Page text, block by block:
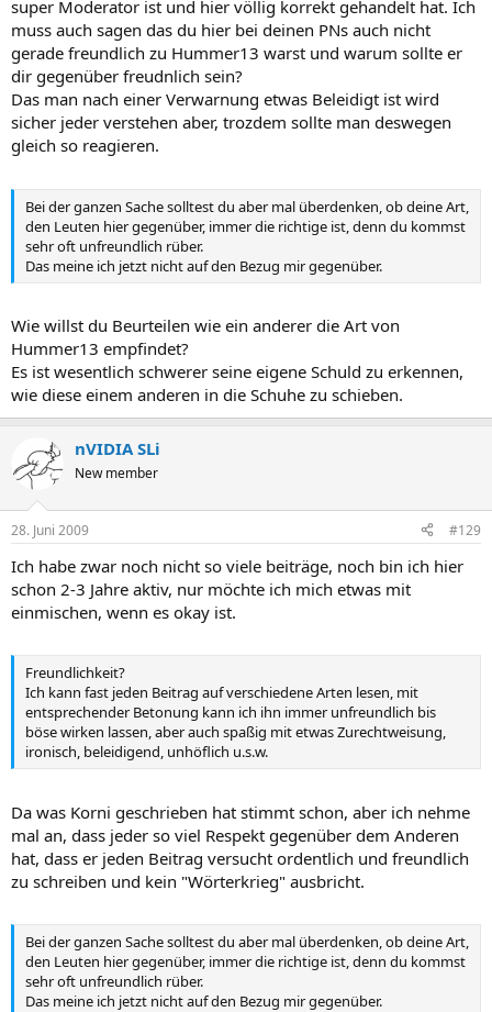
super Moderator ist und hier völlig korrekt gehandelt hat. Ich
muss auch sagen das du hier bei deinen PNs auch nicht
gerade freundlich zu Hummer13 warst und warum sollte er
dir gegenüber freudnlich sein?
Das man nach einer Verwarnung etwas Beleidigt ist wird
sicher jeder verstehen aber, trozdem sollte man deswegen
gleich so reagieren.
Bei der ganzen Sache solltest du aber mal überdenken, ob deine Art,
den Leuten hier gegenüber, immer die richtige ist, denn du kommst
sehr oft unfreundlich rüber.
Das meine ich jetzt nicht auf den Bezug mir gegenüber.
Wie willst du Beurteilen wie ein anderer die Art von
Hummer13 empfindet?
Es ist wesentlich schwerer seine eigene Schuld zu erkennen,
wie diese einem anderen in die Schuhe zu schieben.
nVIDIA SLi
New member
28. Juni 2009 #129
Ich habe zwar noch nicht so viele beiträge, noch bin ich hier
schon 2-3 Jahre aktiv, nur möchte ich mich etwas mit
einmischen, wenn es okay ist.
Freundlichkeit?
Ich kann fast jeden Beitrag auf verschiedene Arten lesen, mit
entsprechender Betonung kann ich ihn immer unfreundlich bis
böse wirken lassen, aber auch spaßig mit etwas Zurechtweisung,
ironisch, beleidigend, unhöflich u.s.w.
Da was Korni geschrieben hat stimmt schon, aber ich nehme
mal an, dass jeder so viel Respekt gegenüber dem Anderen
hat, dass er jeden Beitrag versucht ordentlich und freundlich
zu schreiben und kein "Wörterkrieg" ausbricht.
Bei der ganzen Sache solltest du aber mal überdenken, ob deine Art,
den Leuten hier gegenüber, immer die richtige ist, denn du kommst
sehr oft unfreundlich rüber.
Das meine ich jetzt nicht auf den Bezug mir gegenüber.